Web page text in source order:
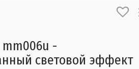
-
световой эффект